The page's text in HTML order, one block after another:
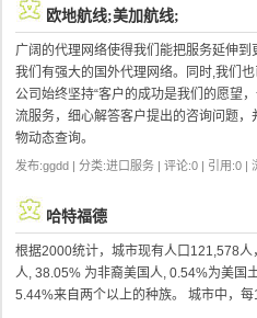
欧地航线;美加航线;
广阔的代理网络使得我们能把服务延伸
我们有强大的国外代理网络。同时,我们
公司始终坚持“客户的成功是我们的愿望
流服务，细心解答客户提出的咨询问题
物动态查询。
发布:ggdd | 分类:进口服务 | 评论:0 | 引用:0 |
哈特福德
根据2000统计，城市现有人口121,578
人, 38.05% 为非裔美国人, 0.54%为美国
5.44%来自两个以上的种族。 城市中，